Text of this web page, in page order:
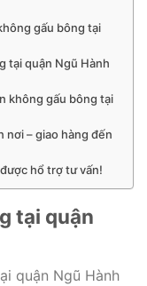
gấu bông tại
tại quận Ngũ Hành
không gấu bông tại
nơi – giao hàng đến
hổ trợ tư vấn!
tại quận
quận Ngũ Hành